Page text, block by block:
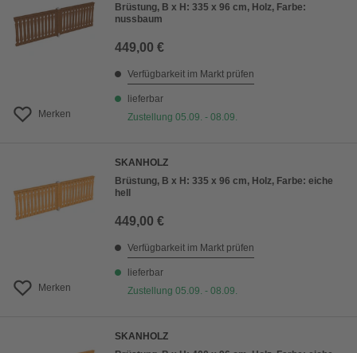
Merken
Brüstung, B x H: 335 x 96 cm, Holz, Farbe:
nussbaum
449,00 €
Verfügbarkeit im Markt prüfen
lieferbar
Zustellung 05.09. - 08.09.
Merken
SKANHOLZ
Brüstung, B x H: 335 x 96 cm, Holz, Farbe: eiche
hell
449,00 €
Verfügbarkeit im Markt prüfen
lieferbar
Zustellung 05.09. - 08.09.
SKANHOLZ